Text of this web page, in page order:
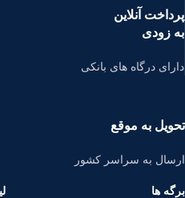
پرداخت آنلاین
به زودی
دارای درگاه های بانکی
تحویل به موقع
ارسال به سراسر کشور
برگه ها